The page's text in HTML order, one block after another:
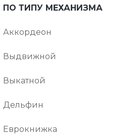
ПО ТИПУ МЕХАНИЗМА
Аккордеон
Выдвижной
Выкатной
Дельфин
Еврокнижка